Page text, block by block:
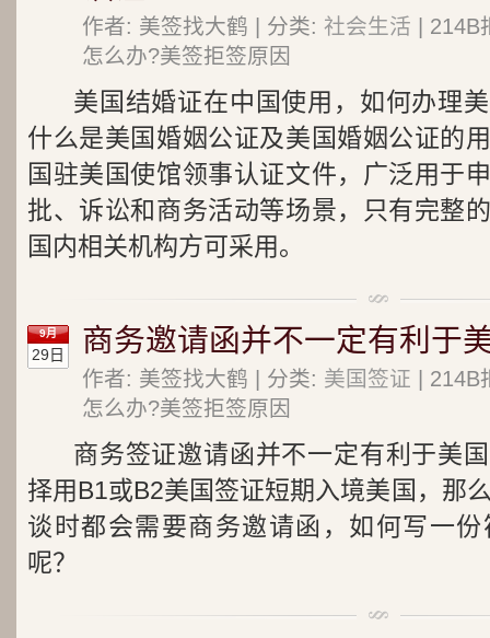
作者: 美签找大鹤 | 分类: 社会生活 |
怎么办?美签拒签原因
美国结婚证在中国使用，如何办理
什么是美国婚姻公证及美国婚姻公证的
国驻美国使馆领事认证文件，广泛用于
批、诉讼和商务活动等场景，只有完整
国内相关机构方可采用。
9月
29日 商务邀请函并不一定有利于
作者: 美签找大鹤 | 分类: 美国签证 |
怎么办?美签拒签原因
商务签证邀请函并不一定有利于美
择用B1或B2美国签证短期入境美国，那
谈时都会需要商务邀请函，如何写一
呢？